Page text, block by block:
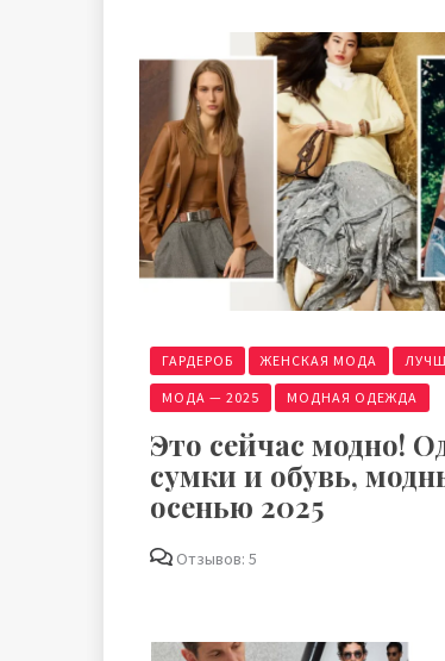
ГАРДЕРОБ ЖЕНСКАЯ МОДА
МОДА — 2025 МОДНАЯ ОДЕЖДА
Это сейчас модно!
сумки и обувь,
осенью 2025
Отзывов: 5